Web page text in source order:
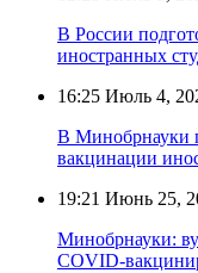
В России
иностранных
16:25 Июль 4,
В Минобрнауки
вакцинации
19:21 Июнь 25,
Минобрнауки:
COVID-